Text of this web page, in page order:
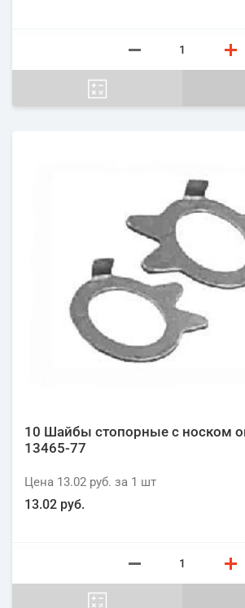
10 Шайбы стопорные с носком
13465-77
Цена 13.02 руб. за 1 шт
13.02 руб.